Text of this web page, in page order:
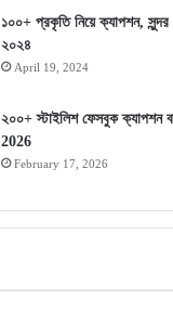
১০০+ প্রকৃতি নিয়ে ক্যাপশন, সুন্দর
২০২৪
April 19, 2024
২০০+ স্টাইলিশ ফেসবুক ক্যাপশন
2026
February 17, 2026